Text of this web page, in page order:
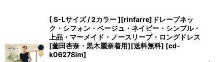
[ S-Lサイズ / 2カラー ][rinfarre]ドレープネッ
ク・シフォン・ベージュ・ネイビー・シンプル・
上品・マーメイド・ノースリーブ・ロングドレス
[薗田杏奈・黒木麗奈着用][送料無料] [cd-
k06278im]